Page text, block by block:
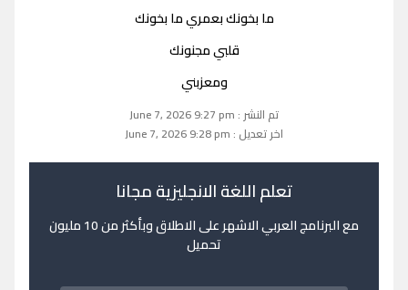
ما بخونك بعمري ما بخونك
قلبي مجنونك
ومعزبني
تم النشر : June 7, 2026 9:27 pm
اخر تعديل : June 7, 2026 9:28 pm
تعلم اللغة الانجليزية مجانا
مع البرنامج العربي الاشهر على الاطلاق وبأكثر من 10 مليون
تحميل